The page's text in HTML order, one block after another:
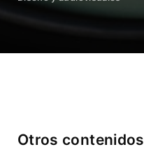
Otros contenidos